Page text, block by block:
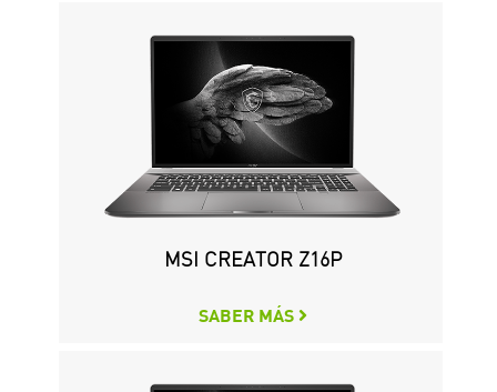
MSI CREATOR Z16P
SABER MÁS